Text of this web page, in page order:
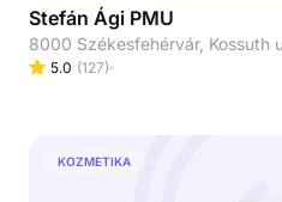
Stefán Ági PMU
5.0 (127)
KOZMETIKA